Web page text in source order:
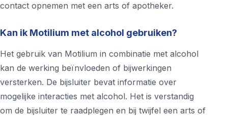
contact opnemen met een arts of apotheker.
Kan ik Motilium met alcohol gebruiken?
Het gebruik van Motilium in combinatie met alcohol
kan de werking beïnvloeden of bijwerkingen
versterken. De bijsluiter bevat informatie over
mogelijke interacties met alcohol. Het is verstandig
om de bijsluiter te raadplegen en bij twijfel een arts of